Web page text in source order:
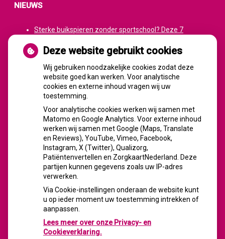
NIEUWS
Sterke buikspieren zonder sportschool? Deze 7
CZ vergoedt zorg van twee gespecialiseerde
revalidatieartsen niet meer
De sleutel tot blijvend afvallen? Dat doe je volgens
onderzoek veel effectiever samen
Spoedeisende hulp zag dit weekend meer mensen met
heup- en polsbreuken binnenkomen
Een recept voor een wandeling: waarom Erasmus MC
patiënten het park in stuurt
FACEBOOK
Deze website gebruikt cookies
Wij gebruiken noodzakelijke cookies zodat deze
website goed kan werken. Voor analytische
cookies en externe inhoud vragen wij uw
toestemming.
Voor analytische cookies werken wij samen met
Matomo en Google Analytics. Voor externe inhoud
werken wij samen met Google (Maps, Translate
en Reviews), YouTube, Vimeo, Facebook,
Instagram, X (Twitter), Qualizorg,
Patiëntenvertellen en ZorgkaartNederland. Deze
partijen kunnen gegevens zoals uw IP-adres
verwerken.
Via Cookie-instellingen onderaan de website kunt
u op ieder moment uw toestemming intrekken of
aanpassen.
Lees meer over onze Privacy- en
Cookieverklaring.